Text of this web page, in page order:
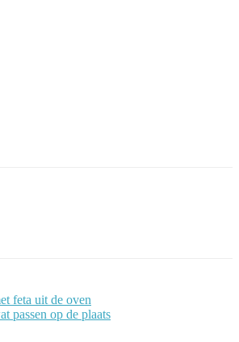
feta uit de oven
passen op de plaats